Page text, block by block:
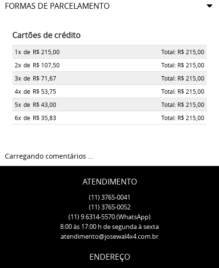
FORMAS DE PARCELAMENTO
Cartões de crédito
1x de R$ 215,00
Total: R$ 215,00
2x de R$ 107,50
Total: R$ 215,00
3x de R$ 71,67
Total: R$ 215,00
4x de R$ 53,75
Total: R$ 215,00
5x de R$ 43,00
Total: R$ 215,00
6x de R$ 35,83 Total: R$ 215,00
Carregando comentários ...
ATENDIMENTO
(11)3765-0041
(11)3765-0052
(11)9.6314-5570(WhatsApp)
8:00 às 17:00 h de segunda à sexta
atendimento@josewal4x4.com.br
ENDEREÇO